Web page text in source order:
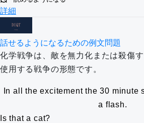
詳細
話せるようになるための例文問題
化学戦争は、敵を無力化または殺傷
使用する戦争の形態です。
In all the excitement the 30 minute
a flash.
Is that a cat?